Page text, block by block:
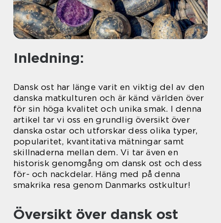
Inledning:
Dansk ost har länge varit en viktig del av den
danska matkulturen och är känd världen över
för sin höga kvalitet och unika smak. I denna
artikel tar vi oss en grundlig översikt över
danska ostar och utforskar dess olika typer,
popularitet, kvantitativa mätningar samt
skillnaderna mellan dem. Vi tar även en
historisk genomgång om dansk ost och dess
för- och nackdelar. Häng med på denna
smakrika resa genom Danmarks ostkultur!
Översikt över dansk ost